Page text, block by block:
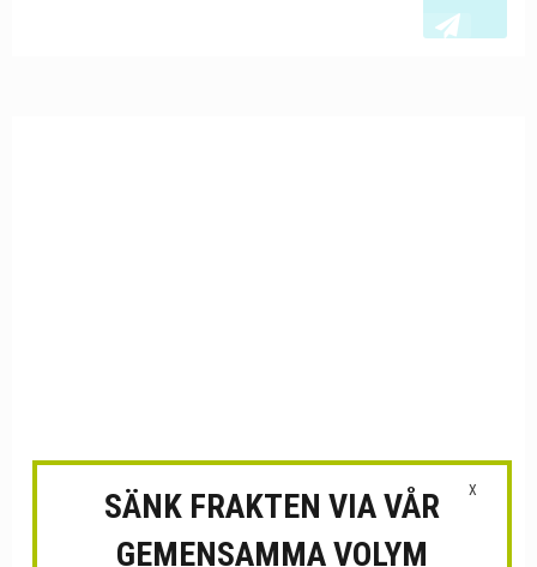
X
SÄNK FRAKTEN VIA VÅR
GEMENSAMMA VOLYM